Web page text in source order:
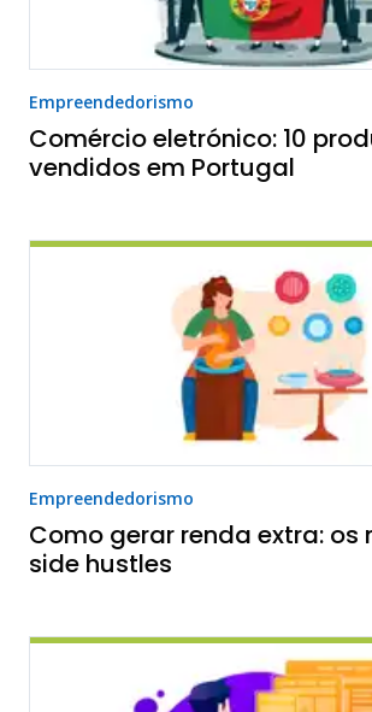
Empreendedorismo
Comércio eletrónico: 10
vendidos em Portugal
Empreendedorismo
Como gerar renda extra: os
side hustles